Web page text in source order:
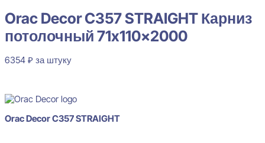
Orac Decor C357 STRAIGHT Карниз
потолочный 71x110x2000
6354 ₽ за штуку
Orac Decor C357 STRAIGHT